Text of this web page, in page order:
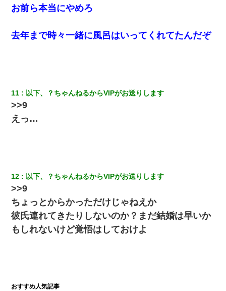
「リフォーム費用を負担しろ！」「金の管理は私達がする！」と
浅ましくも集りにきた。
裁判官「お互いに最後に言いたいことはありますか」バカ夫
「…」A「夫を一発殴らせてほしい」裁判官「どうぞ」
私は家が貧しくて、手に職をつけようと看護師になった。だけど
卒業を控えた年の1月末、車にひかれて看護師になれなくなった。
医者「糖尿病で余命1年です」 ワイ「知らんわｗどうせ死ぬなら
食べる量増やすわｗ」→結果ｗｗｗｗｗ
お前ら本当にやめろ
去年まで時々一緒に風呂はいってくれてたんだぞ
11 以下、？ちゃんねるからVIPがお送りします
>>9
えっ…
12 以下、？ちゃんねるからVIPがお送りします
>>9
ちょっとからかっただけじゃねえか
彼氏連れてきたりしないのか？まだ結婚は早いか
もしれないけど覚悟はしておけよ